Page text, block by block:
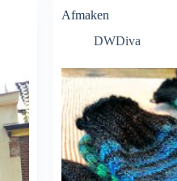
2019
Afmaken
DWDiva